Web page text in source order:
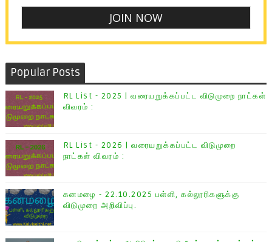
Popular Posts
RL List - 2025 | வரையறுக்கப்பட்ட விடுமுறை நாட்கள்
விவரம் :
RL List - 2026 | வரையறுக்கப்பட்ட விடுமுறை
நாட்கள் விவரம் :
கனமழை - 22.10.2025 பள்ளி, கல்லூரிகளுக்கு
விடுமுறை அறிவிப்பு.